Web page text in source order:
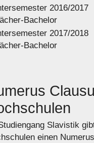
2016/2017
Bachelor
2017/2018
Bachelor
Slavistik
einen